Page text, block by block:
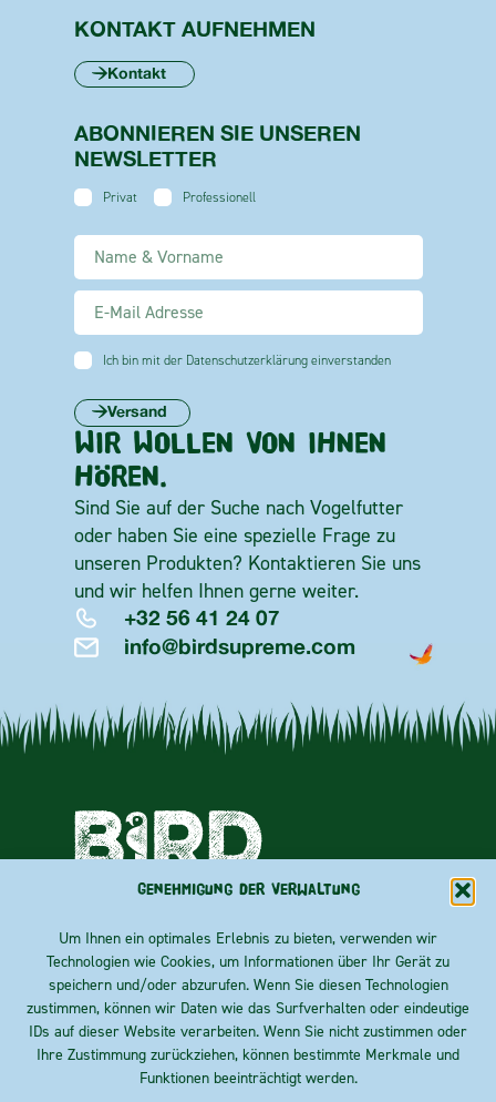
Genehmigung der Verwaltung
Um Ihnen ein optimales Erlebnis zu bieten, verwenden wir
Technologien wie Cookies, um Informationen über Ihr Gerät zu
speichern und/oder abzurufen. Wenn Sie diesen Technologien
zustimmen, können wir Daten wie das Surfverhalten oder eindeutige
IDs auf dieser Website verarbeiten. Wenn Sie nicht zustimmen oder
Ihre Zustimmung zurückziehen, können bestimmte Merkmale und
Funktionen beeinträchtigt werden.
KONTAKT AUFNEHMEN
Kontakt
ABONNIEREN SIE UNSEREN
NEWSLETTER
Privat Professionell
Ich bin mit der Datenschutzerklärung einverstanden
Versand
WIR WOLLEN VON IHNEN
HÖREN.
Sind Sie auf der Suche nach Vogelfutter
oder haben Sie eine spezielle Frage zu
unseren Produkten? Kontaktieren Sie uns
und wir helfen Ihnen gerne weiter.
+32 56 41 24 07
info@birdsupreme.com
Rainbow
Crisp
Essentials
BLOG
KONTAKT
Coulonstraat
100
B-8930
Route
berechnen
FOLGEN
SIE
UNS!